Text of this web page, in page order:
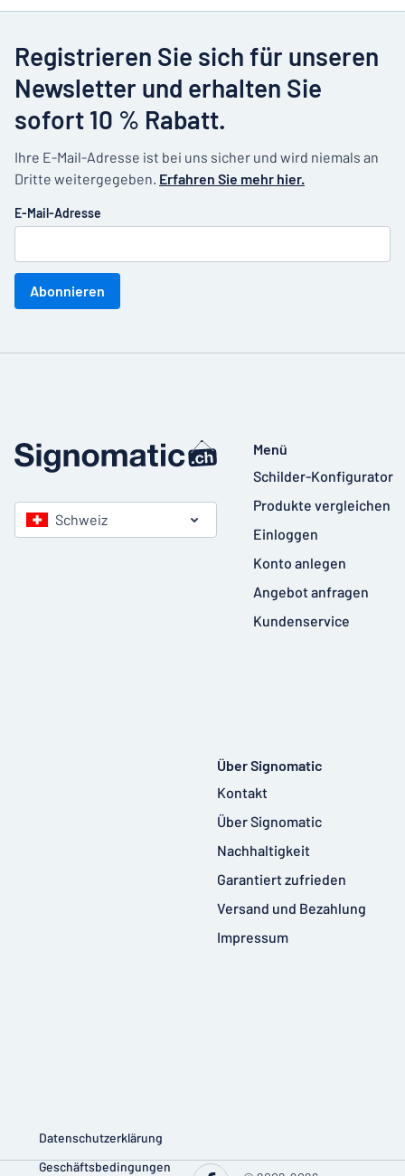
Registrieren Sie sich für unseren
Newsletter und erhalten Sie
sofort 10 % Rabatt.
Ihre E-Mail-Adresse ist bei uns sicher und wird niemals an
Dritte weitergegeben. Erfahren Sie mehr hier.
E-Mail-Adresse
Abonnieren
Schweiz
Menü
Schilder-Konfigurator
Produkte vergleichen
Einloggen
Konto anlegen
Angebot anfragen
Kundenservice
Über Signomatic
Kontakt
Über Signomatic
Nachhaltigkeit
Garantiert zufrieden
Versand und Bezahlung
Impressum
Datenschutzerklärung
Geschäftsbedingungen